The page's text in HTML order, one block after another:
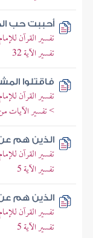
أحببت حب
تفسير القرآن
تفسير الآية 32
فاقتلوا
تفسير القرآن
> تفسير الآيات من 5
الذين هم
تفسير القرآن
تفسير الآية 5
الذين هم
تفسير القرآن
تفسير الآية 5